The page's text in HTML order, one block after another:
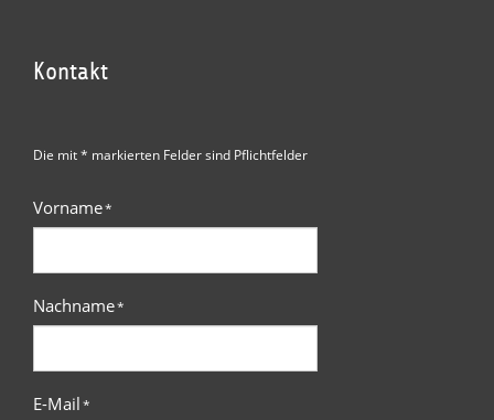
Kontakt
Die mit * markierten Felder sind Pflichtfelder
Vorname*
Nachname*
E-Mail*